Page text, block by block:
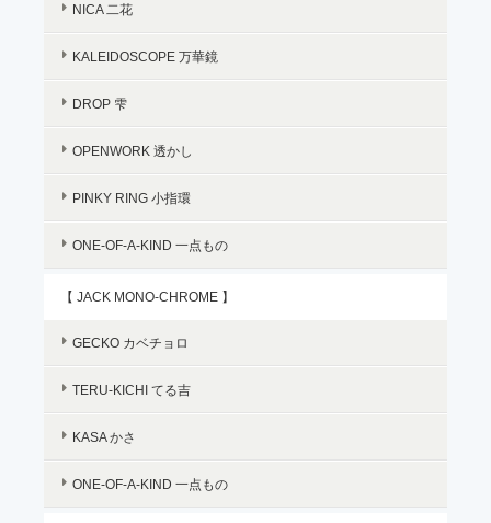
NICA 二花
KALEIDOSCOPE 万華鏡
DROP 雫
OPENWORK 透かし
PINKY RING 小指環
ONE-OF-A-KIND 一点もの
【 JACK MONO-CHROME 】
GECKO カベチョロ
TERU-KICHI てる吉
KASA かさ
ONE-OF-A-KIND 一点もの